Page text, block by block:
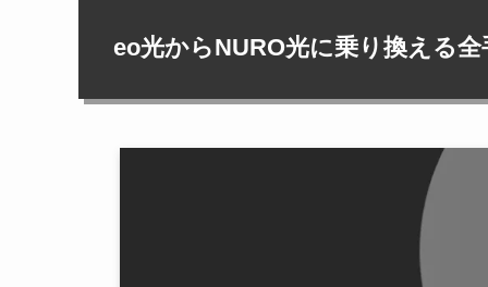
eo光からNURO光に乗り換える全